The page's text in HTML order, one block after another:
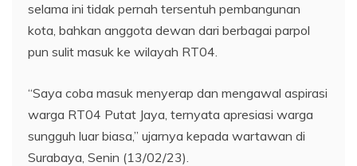
selama ini tidak pernah tersentuh pembangunan
kota, bahkan anggota dewan dari berbagai parpol
pun sulit masuk ke wilayah RT04.
“Saya coba masuk menyerap dan mengawal aspirasi
warga RT04 Putat Jaya, ternyata apresiasi warga
sungguh luar biasa,” ujarnya kepada wartawan di
Surabaya, Senin (13/02/23).